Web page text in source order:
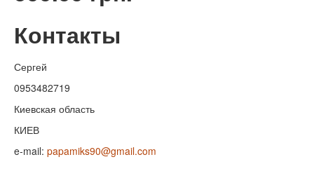
Контакты
Сергей
0953482719
Киевская область
КИЕВ
e-mail: papamiks90@gmail.com